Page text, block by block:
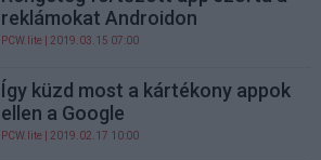
reklámokat Androidon
PCW.lite | 2019.03.15 07:00
Így küzd most a kártékony appok
ellen a Google
PCW.lite | 2019.02.17 10:00